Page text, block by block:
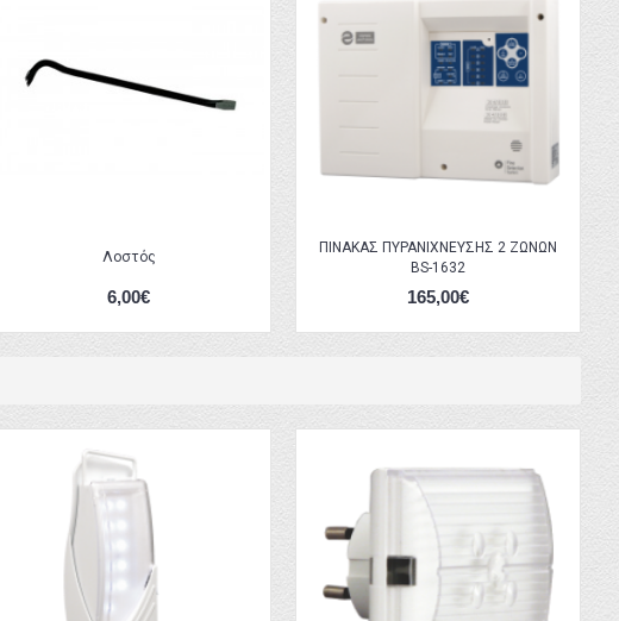
Λοστός
6,00€
ΠΙΝΑΚΑΣ ΠΥΡΑΝΙΧΝΕΥΣΗΣ 2 ΖΩΝΩΝ
BS-1632
165,00€